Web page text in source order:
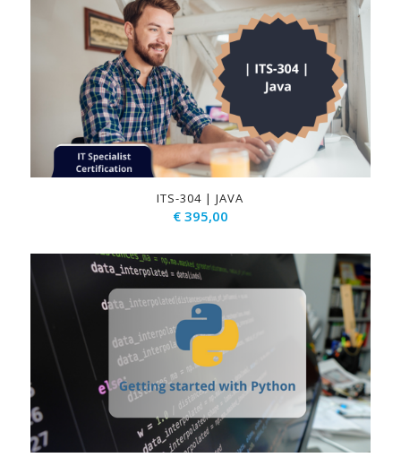
ITS-304 | JAVA
€395,00